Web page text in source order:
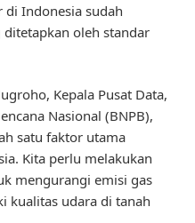
di Indonesia sudah
oleh standar
Kepala Pusat Data,
Nasional (BNPB),
satu faktor utama
Kita perlu melakukan
mengurangi emisi gas
kualitas udara di tanah